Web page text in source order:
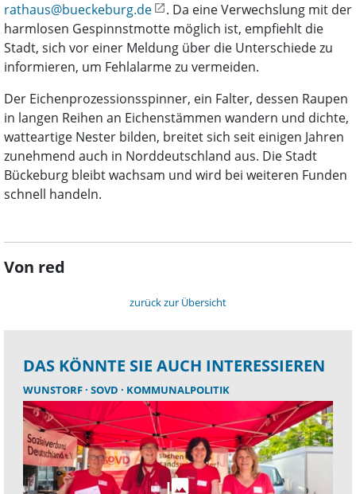
rathaus@bueckeburg.de
. Da eine Verwechslung mit der
harmlosen Gespinnstmotte möglich ist, empfiehlt die
Stadt, sich vor einer Meldung über die Unterschiede zu
informieren, um Fehlalarme zu vermeiden.
Der Eichenprozessionsspinner, ein Falter, dessen Raupen
in langen Reihen an Eichenstämmen wandern und dichte,
watteartige Nester bilden, breitet sich seit einigen Jahren
zunehmend auch in Norddeutschland aus. Die Stadt
Bückeburg bleibt wachsam und wird bei weiteren Funden
schnell handeln.
Von red
zurück zur Übersicht
DAS KÖNNTE SIE AUCH INTERESSIEREN
WUNSTORF SOVD KOMMUNALPOLITIK